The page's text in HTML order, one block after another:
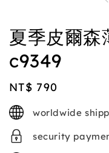
夏季皮爾森
c9349
Regular
price
NT$ 790
worldwide
security